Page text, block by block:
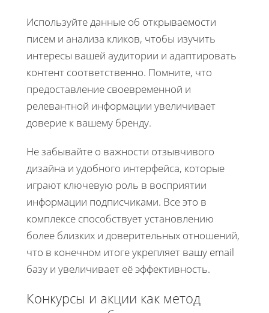
Используйте данные об открываемости
писем и анализа кликов, чтобы изучить
интересы вашей аудитории и адаптировать
контент соответственно. Помните, что
предоставление своевременной и
релевантной информации увеличивает
доверие к вашему бренду.
Не забывайте о важности отзывчивого
дизайна и удобного интерфейса, которые
играют ключевую роль в восприятии
информации подписчиками. Все это в
комплексе способствует установлению
более близких и доверительных отношений,
что в конечном итоге укрепляет вашу email
базу и увеличивает её эффективность.
Конкурсы и акции как метод